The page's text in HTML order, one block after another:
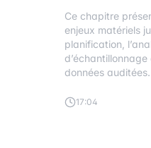
Ce chapitre
enjeux matériels
planification,
données auditées.
17:04